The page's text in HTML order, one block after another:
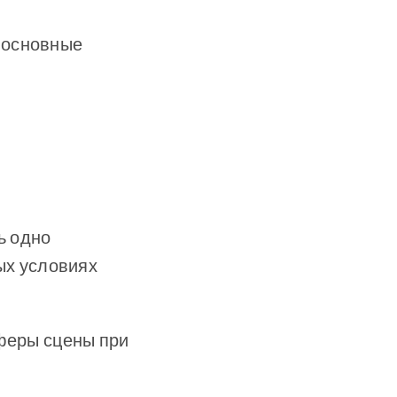
одно
условиях
сцены при